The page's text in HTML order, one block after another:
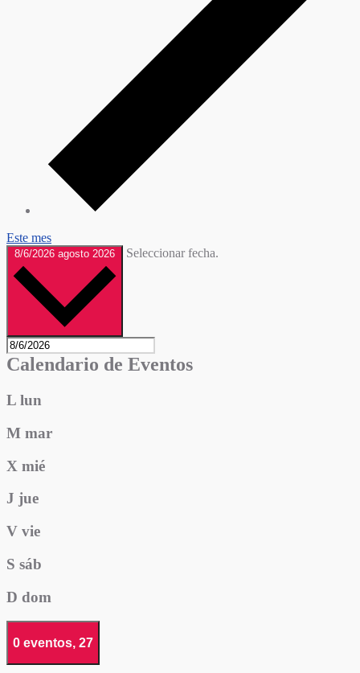
Este mes
8/6/2026 agosto 2026 Seleccionar fecha.
Calendario de Eventos
L lun
M mar
X mié
J jue
V vie
S sáb
D dom
0 eventos, 27